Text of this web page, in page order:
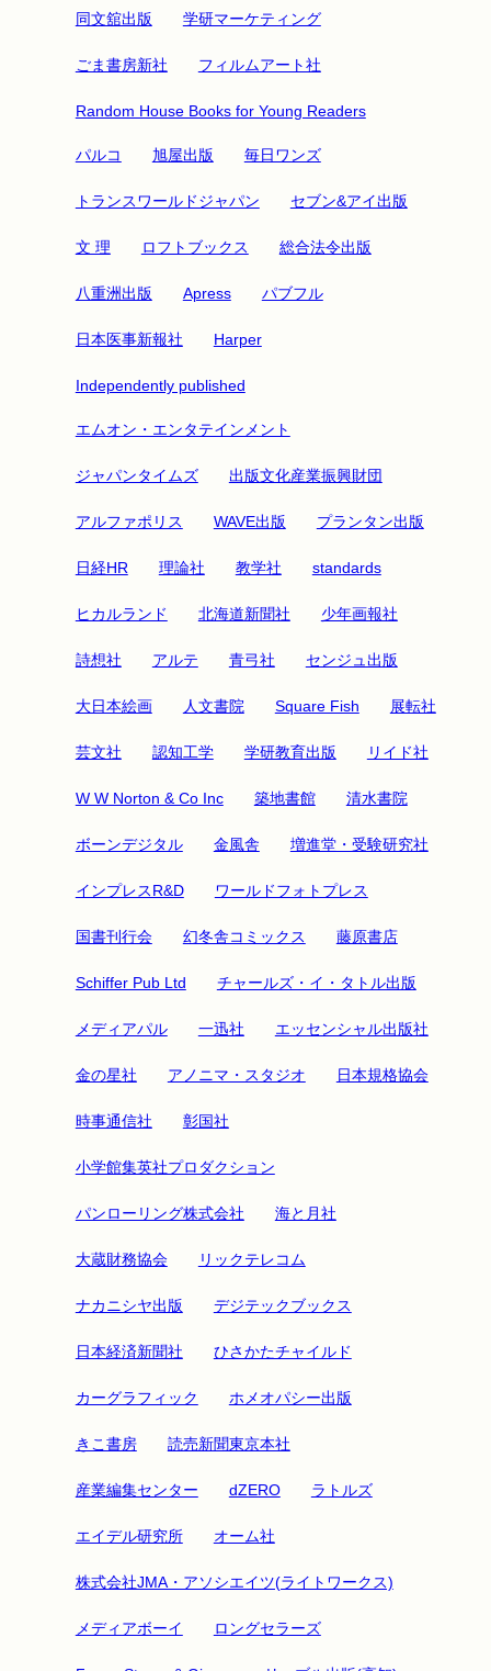
同文舘出版 学研マーケティング
ごま書房新社 フィルムアート社
Random House Books for Young Readers
パルコ 旭屋出版 毎日ワンズ
トランスワールドジャパン セブン&アイ出版
文 理 ロフトブックス 総合法令出版
八重洲出版 Apress パブフル
日本医事新報社 Harper
Independently published
エムオン・エンタテインメント
ジャパンタイムズ 出版文化産業振興財団
アルファポリス WAVE出版 プランタン出版
日経HR 理論社 教学社 standards
ヒカルランド 北海道新聞社 少年画報社
詩想社 アルテ 青弓社 センジュ出版
大日本絵画 人文書院 Square Fish 展転社
芸文社 認知工学 学研教育出版 リイド社
W W Norton & Co Inc 築地書館 清水書院
ボーンデジタル 金風舎 増進堂・受験研究社
インプレスR&D ワールドフォトプレス
国書刊行会 幻冬舎コミックス 藤原書店
Schiffer Pub Ltd チャールズ・イ・タトル出版
メディアパル 一迅社 エッセンシャル出版社
金の星社 アノニマ・スタジオ 日本規格協会
時事通信社 彰国社
小学館集英社プロダクション
パンローリング株式会社 海と月社
大蔵財務協会 リックテレコム
ナカニシヤ出版 デジテックブックス
日本経済新聞社 ひさかたチャイルド
カーグラフィック ホメオパシー出版
きこ書房 読売新聞東京本社
産業編集センター dZERO ラトルズ
エイデル研究所 オーム社
株式会社JMA・アソシエイツ(ライトワークス)
メディアボーイ ロングセラーズ